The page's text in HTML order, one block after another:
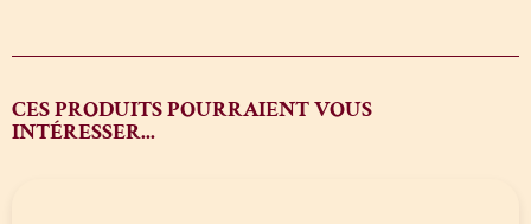
CES PRODUITS POURRAIENT VOUS
INTÉRESSER...